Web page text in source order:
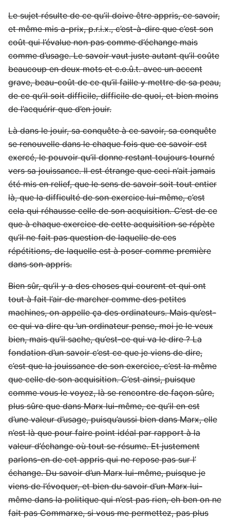
Le sujet résulte de ce qu’il doive être appris, ce savoir,
et même mis a-prix, p.r.i.x., c’est-à-dire que c’est son
coût qui l’évalue non pas comme d’échange mais
comme d’usage. Le savoir vaut juste autant qu’il coûte
beaucoup en deux mots et c.o.û.t. avec un accent
grave, beau-coût de ce qu’il faille y mettre de sa peau,
de ce qu’il soit difficile, difficile de quoi, et bien moins
de l’acquérir que d’en jouir.
Là dans le jouir, sa conquête à ce savoir, sa conquête
se renouvelle dans le chaque fois que ce savoir est
exercé, le pouvoir qu’il donne restant toujours tourné
vers sa jouissance. Il est étrange que ceci n’ait jamais
été mis en relief, que le sens de savoir soit tout entier
là, que la difficulté de son exercice lui-même, c’est
cela qui réhausse celle de son acquisition. C’est de ce
que à chaque exercice de cette acquisition se répète
qu’il ne fait pas question de laquelle de ces
répétitions, de laquelle est à poser comme première
dans son appris.
Bien sûr, qu’il y a des choses qui courent et qui ont
tout à fait l’air de marcher comme des petites
machines, on appelle ça des ordinateurs. Mais qu’est-
ce qui va dire qu ’un ordinateur pense, moi je le veux
bien, mais qu’il sache, qu’est-ce qui va le dire ? La
fondation d’un savoir c’est ce que je viens de dire,
c’est que la jouissance de son exercice, c’est la même
que celle de son acquisition. C’est ainsi, puisque
comme vous le voyez, là se rencontre de façon sûre,
plus sûre que dans Marx lui-même, ce qu’il en est
d’une valeur d’usage, puisqu’aussi bien dans Marx, elle
n’est là que pour faire point idéal par rapport à la
valeur d’échange où tout se résume. Et justement
parlons-en de cet appris qui ne repose pas sur l’
échange. Du savoir d’un Marx lui-même, puisque je
viens de l’évoquer, et bien du savoir d’un Marx lui-
même dans la politique qui n’est pas rien, eh ben on ne
fait pas Commarxe, si vous me permettez, pas plus